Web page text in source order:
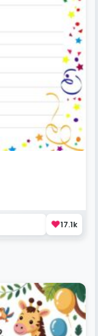
❤️17.1k